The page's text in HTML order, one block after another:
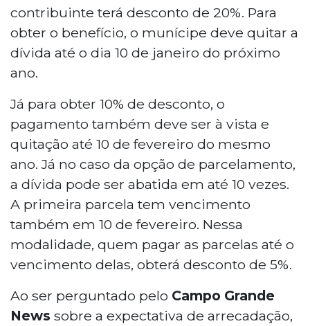
contribuinte terá desconto de 20%. Para
obter o benefício, o munícipe deve quitar a
dívida até o dia 10 de janeiro do próximo
ano.
Já para obter 10% de desconto, o
pagamento também deve ser à vista e
quitação até 10 de fevereiro do mesmo
ano. Já no caso da opção de parcelamento,
a dívida pode ser abatida em até 10 vezes.
A primeira parcela tem vencimento
também em 10 de fevereiro. Nessa
modalidade, quem pagar as parcelas até o
vencimento delas, obterá desconto de 5%.
Ao ser perguntado pelo Campo Grande
News sobre a expectativa de arrecadação,